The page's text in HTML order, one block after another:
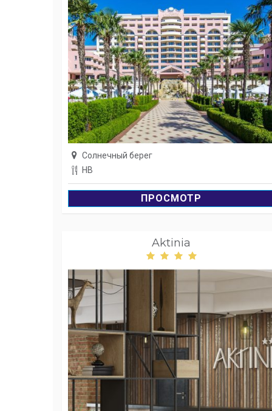
Солнечный берег
HB
ПРОСМОТР
Aktinia